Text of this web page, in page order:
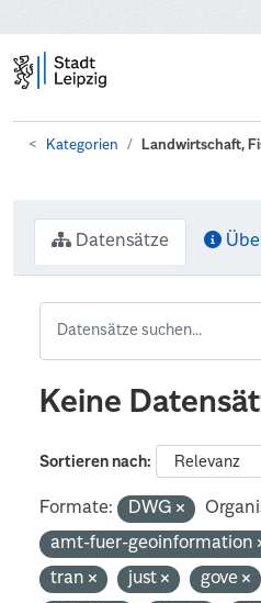
Kategorien Landwirtschaft,
Datensätze
Keine
Sortieren nach
Formate: DWG
amt-fuer-geoinformation
tran
just gove